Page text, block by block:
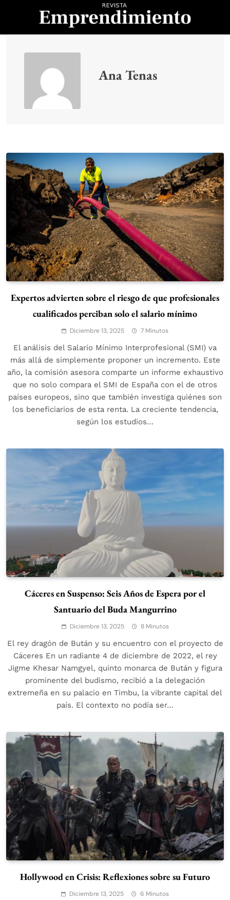
Revista
Emprendimiento
Ana Tenas
Expertos advierten sobre el riesgo de que profesionales
cualificados perciban solo el salario mínimo
Diciembre 13, 2025 7 Minutos
El análisis del Salario Mínimo Interprofesional (SMI) va
más allá de simplemente proponer un incremento. Este
año, la comisión asesora comparte un informe exhaustivo
que no solo compara el SMI de España con el de otros
países europeos, sino que también investiga quiénes son
los beneficiarios de esta renta. La creciente tendencia,
según los estudios…
Cáceres en Suspenso: Seis Años de Espera por el
Santuario del Buda Mangurrino
Diciembre 13, 2025 8 Minutos
El rey dragón de Bután y su encuentro con el proyecto de
Cáceres En un radiante 4 de diciembre de 2022, el rey
Jigme Khesar Namgyel, quinto monarca de Bután y figura
prominente del budismo, recibió a la delegación
extremeña en su palacio en Timbu, la vibrante capital del
país. El contexto no podía ser…
Hollywood en Crisis: Reflexiones sobre su Futuro
Diciembre 13, 2025 6 Minutos